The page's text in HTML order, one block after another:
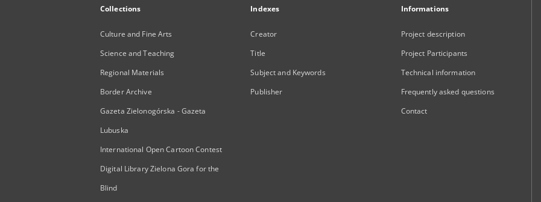
Collections
Culture and Fine Arts
Science and Teaching
Regional Materials
Border Archive
Gazeta Zielonogórska - Gazeta
Lubuska
International Open Cartoon Contest
Digital Library Zielona Gora for the
Blind
Indexes
Creator
Title
Subject and Keywords
Publisher
Informations
Project description
Project Participants
Technical information
Frequently asked questions
Contact